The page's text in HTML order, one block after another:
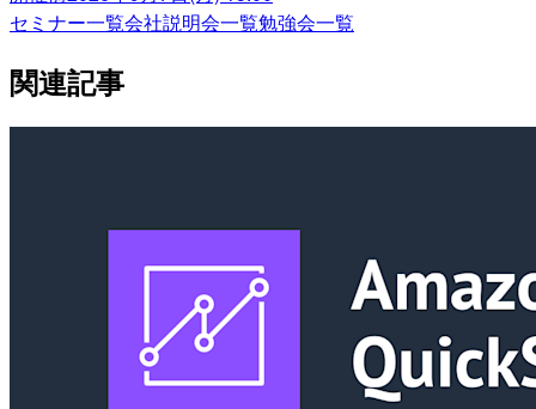
セミナー一覧会社説明会一覧勉強会一覧
関連記事